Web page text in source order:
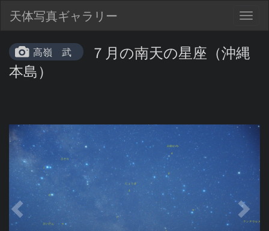
天体写真ギャラリー
高嶺 武
７月の南天の星座（沖縄
本島）